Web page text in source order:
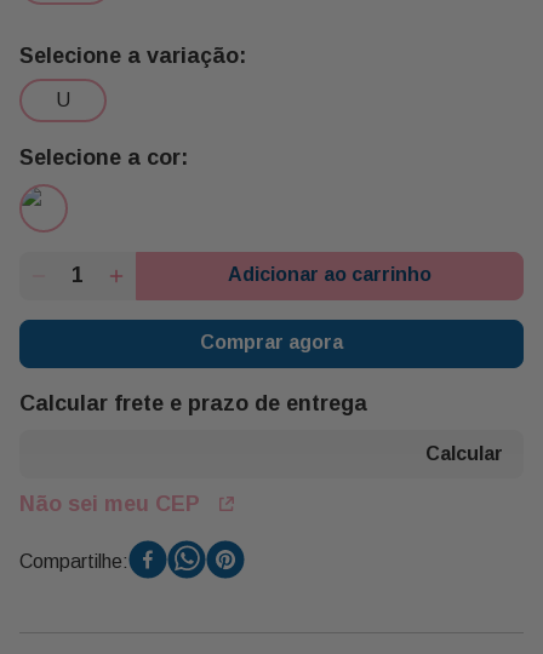
u
Adicionar ao carrinho
Comprar agora
Calcular frete e prazo de entrega
Não sei meu CEP
Compartilhe: